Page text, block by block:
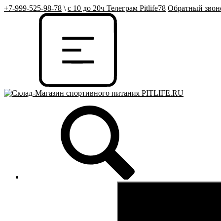
+7-999-525-98-78 \ с 10 до 20ч Телеграм Pitlife78 Обратный